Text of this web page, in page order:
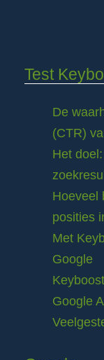
Test
De
(CTR)
Het
Hoeveel
posities
Met
Google
Google